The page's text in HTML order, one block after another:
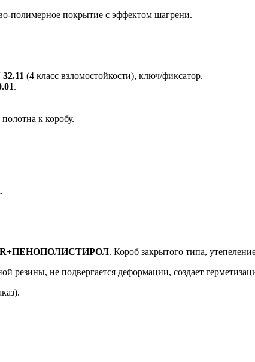
полимерное покрытие с эффектом шагрени.
(4 класс взломостойкости), ключ/фиксатор.
.
к коробу.
. Короб закрытого типа,
резины, не подвергается деформации, создает